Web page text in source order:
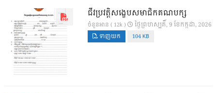
ជីវប្រវត្តិសង្ខេបសមាជិកគណបក្ស
ចំនួនអាន ( 12k ) ថ្ងៃ​ព្រហស្បតិ៍, 9 ខែ​កក្កដា, 2026
ទាញយក 104 KB